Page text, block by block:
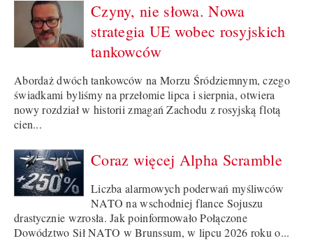
Czyny, nie słowa. Nowa
strategia UE wobec rosyjskich
tankowców
Abordaż dwóch tankowców na Morzu Śródziemnym, czego
świadkami byliśmy na przełomie lipca i sierpnia, otwiera
nowy rozdział w historii zmagań Zachodu z rosyjską flotą
cien...
Coraz więcej Alpha Scramble
Liczba alarmowych poderwań myśliwców
NATO na wschodniej flance Sojuszu
drastycznie wzrosła. Jak poinformowało Połączone
Dowództwo Sił NATO w Brunssum, w lipcu 2026 roku o...